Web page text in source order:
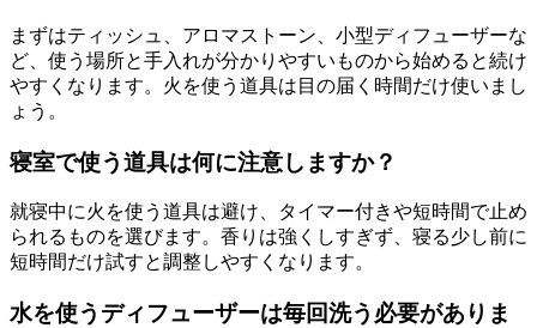
まずはティッシュ、アロマストーン、小型ディフューザーな
ど、使う場所と手入れが分かりやすいものから始めると続け
やすくなります。火を使う道具は目の届く時間だけ使いまし
ょう。
寝室で使う道具は何に注意しますか？
就寝中に火を使う道具は避け、タイマー付きや短時間で止め
られるものを選びます。香りは強くしすぎず、寝る少し前に
短時間だけ試すと調整しやすくなります。
水を使うディフューザーは毎回洗う必要がありま